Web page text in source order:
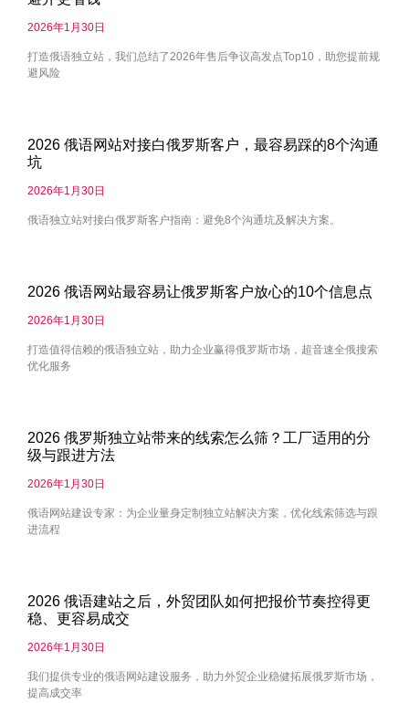
2026年1月30日
打造俄语独立站，我们总结了2026年售后争议高发点Top10，助您提前规
避风险
2026 俄语网站对接白俄罗斯客户，最容易踩的8个沟通
坑
2026年1月30日
俄语独立站对接白俄罗斯客户指南：避免8个沟通坑及解决方案。
2026 俄语网站最容易让俄罗斯客户放心的10个信息点
2026年1月30日
打造值得信赖的俄语独立站，助力企业赢得俄罗斯市场，超音速全俄搜索
优化服务
2026 俄罗斯独立站带来的线索怎么筛？工厂适用的分
级与跟进方法
2026年1月30日
俄语网站建设专家：为企业量身定制独立站解决方案，优化线索筛选与跟
进流程
2026 俄语建站之后，外贸团队如何把报价节奏控得更
稳、更容易成交
2026年1月30日
我们提供专业的俄语网站建设服务，助力外贸企业稳健拓展俄罗斯市场，
提高成交率